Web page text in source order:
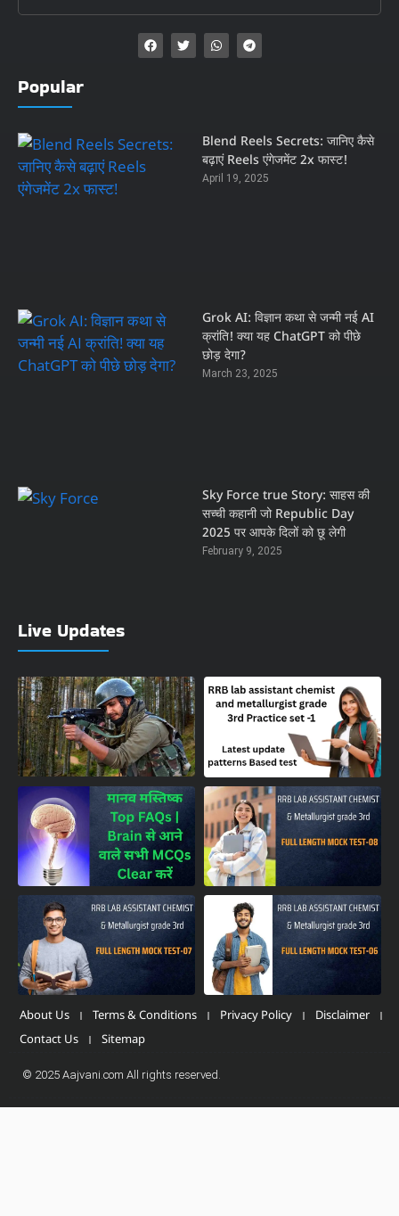
Popular
Blend Reels Secrets: जानिए कैसे
बढ़ाएं Reels एंगेजमेंट 2x फास्ट!
April 19, 2025
Grok AI: विज्ञान कथा से जन्मी नई AI
क्रांति! क्या यह ChatGPT को पीछे
छोड़ देगा?
March 23, 2025
Sky Force true Story: साहस की
सच्ची कहानी जो Republic Day
2025 पर आपके दिलों को छू लेगी
February 9, 2025
Live Updates
About Us Terms & Conditions Privacy Policy
Disclaimer
Contact Us
Sitemap
© 2025 Aajvani.com All rights reserved.